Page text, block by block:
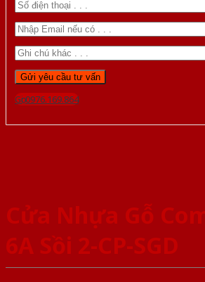
Gọi 0976.169.864
Cửa Nhựa Gỗ
6A Sồi 2-CP-SGD